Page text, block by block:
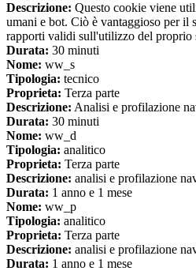
Descrizione: Questo cookie viene
umani e bot. Ciò è vantaggioso per il
rapporti validi sull'utilizzo del proprio
Durata: 30 minuti
Nome: ww_s
Tipologia: tecnico
Proprieta: Terza parte
Descrizione: Analisi e profilazione
Durata: 30 minuti
Nome: ww_d
Tipologia: analitico
Proprieta: Terza parte
Descrizione: analisi e profilazione
Durata: 1 anno e 1 mese
Nome: ww_p
Tipologia: analitico
Proprieta: Terza parte
Descrizione: analisi e profilazione
Durata: 1 anno e 1 mese